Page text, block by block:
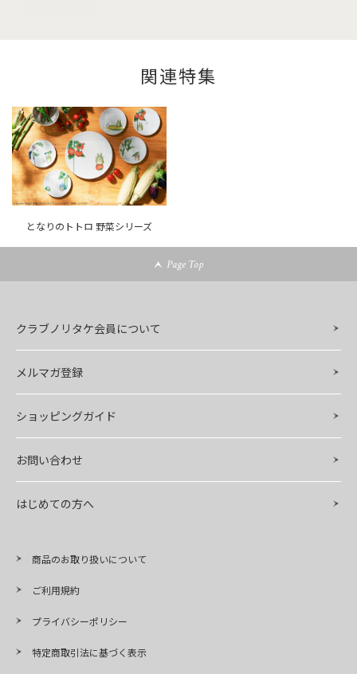
関連特集
となりのトトロ 野菜シリーズ
Page Top
クラブノリタケ会員について
メルマガ登録
ショッピングガイド
お問い合わせ
はじめての方へ
商品のお取り扱いについて
ご利用規約
プライバシーポリシー
特定商取引法に基づく表示